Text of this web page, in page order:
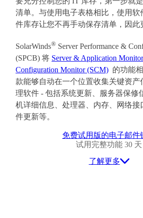
清单。与使用电子表格相比，使用软
件库存让您不再手动保存清单，因此
SolarWinds® Server Performance &
(SPCB) 将 Server & Application
Configuration Monitor (SCM) 的功能
款能够自动在一个位置收集关键资产
理软件 - 包括系统更新、服务器保修
机详细信息、处理器、内存、网络接
件更新等。
免费试用版的电子邮件
试用完整功能 30 天
了解更多